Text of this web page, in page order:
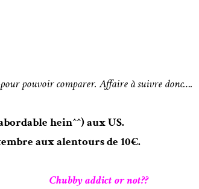
pour pouvoir comparer. Affaire à suivre donc….
hein^^) aux US.
aux alentours de 10€.
Chubby addict or not??